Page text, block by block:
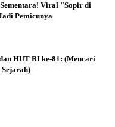
Viral "Sopir di
Pemicunya
HUT RI ke-81: (Mencari